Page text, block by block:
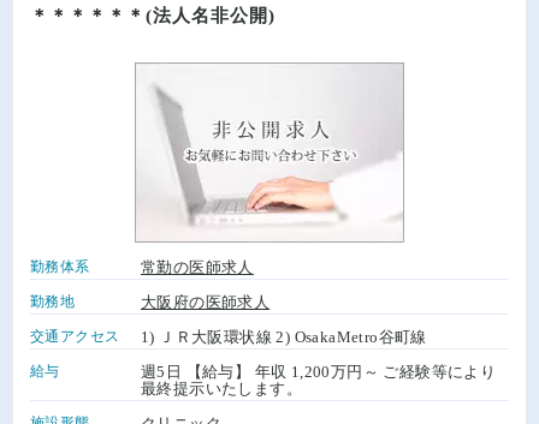
＊＊＊＊＊＊(法人名非公開)
勤務体系 常勤の医師求人
勤務地 大阪府の医師求人
交通アクセス 1) ＪＲ大阪環状線 2) OsakaMetro谷町線
給与
週5日 【給与】 年収 1,200万円～ ご経験等により
最終提示いたします。